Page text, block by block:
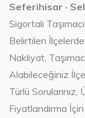
Seferihisar ·
Sigortalı
Belirtilen
Nakliyat,
Alabileceğiniz
Türlü
Fiyatlandırma